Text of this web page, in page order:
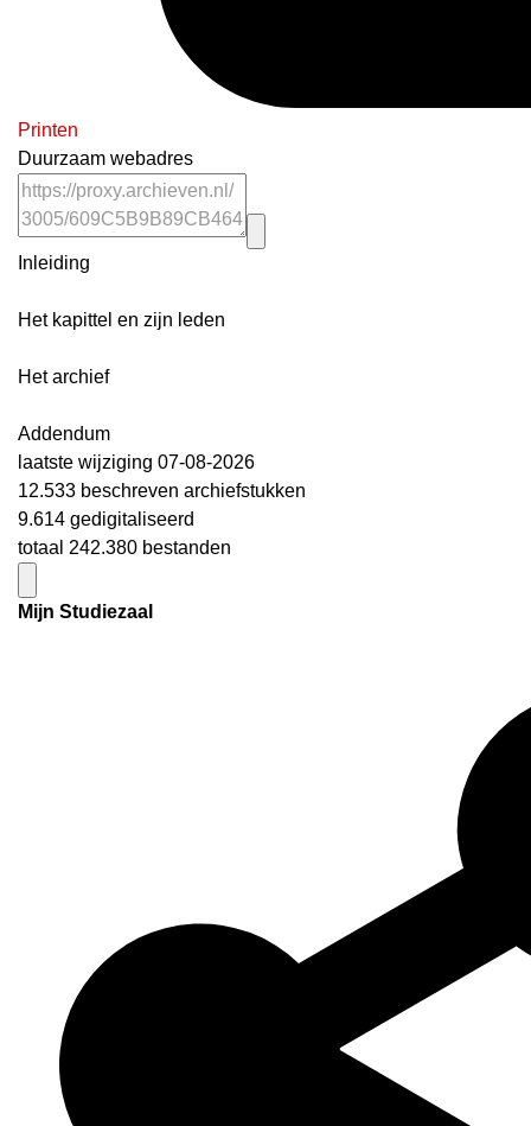
Printen
Duurzaam webadres
Inleiding
Het kapittel en zijn leden
Het archief
Addendum
laatste wijziging 07-08-2026
12.533 beschreven archiefstukken
9.614 gedigitaliseerd
totaal 242.380 bestanden
Mijn Studiezaal